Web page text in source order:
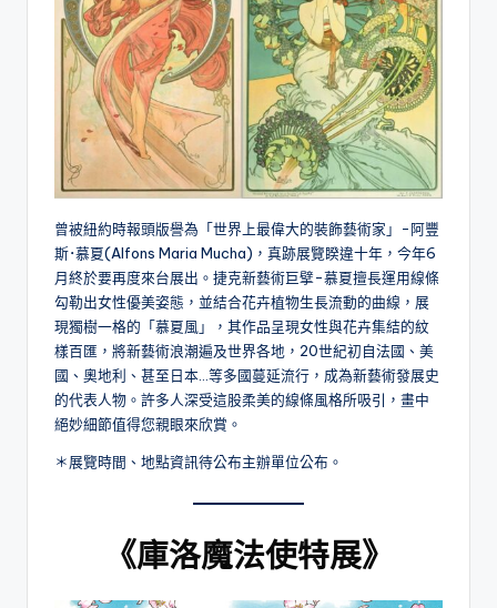
曾被紐約時報頭版譽為「世界上最偉大的裝飾藝術家」-阿豐
斯･慕夏(Alfons Maria Mucha)，真跡展覽睽違十年，今年6
月終於要再度來台展出。捷克新藝術巨擘-慕夏擅長運用線條
勾勒出女性優美姿態，並結合花卉植物生長流動的曲線，展
現獨樹一格的「慕夏風」，其作品呈現女性與花卉集結的紋
樣百匯，將新藝術浪潮遍及世界各地，20世紀初自法國、美
國、奧地利、甚至日本…等多國蔓延流行，成為新藝術發展史
的代表人物。許多人深受這股柔美的線條風格所吸引，畫中
絕妙細節值得您親眼來欣賞。
＊展覽時間、地點資訊待公布主辦單位公布。
《庫洛魔法使特展》